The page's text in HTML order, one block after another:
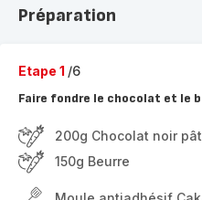
Préparation
Etape 1 /6
Faire fondre le chocolat et le
200g Chocolat noir
150g Beurre